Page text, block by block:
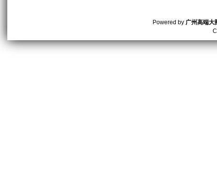
Powered by 广州高端大